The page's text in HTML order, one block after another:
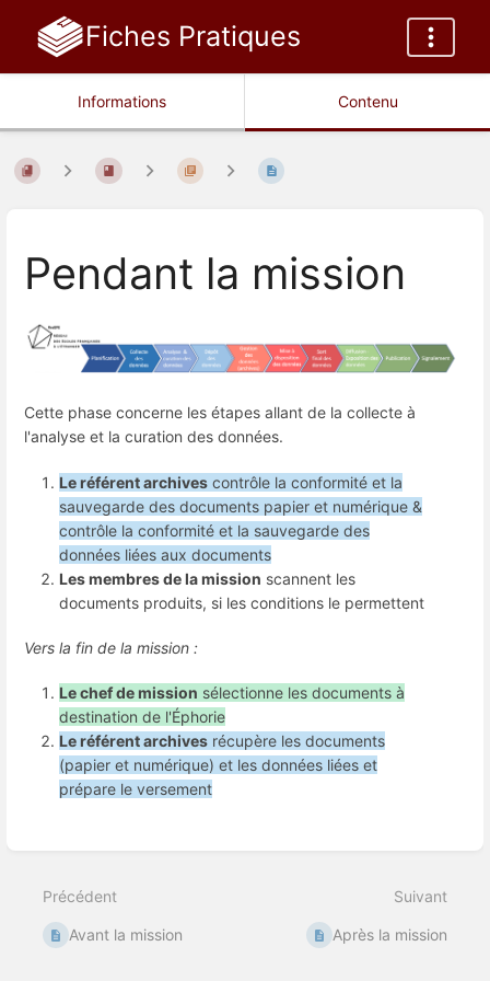
Fiches Pratiques
Informations Contenu
Pendant la mission
Cette phase concerne les étapes allant de la collecte à
l'analyse et la curation des données.
Le référent archives contrôle la conformité et la
sauvegarde des documents papier et numérique &
contrôle la conformité et la sauvegarde des
données liées aux documents
Les membres de la mission scannent les
documents produits, si les conditions le permettent
Vers la fin de la mission :
Le chef de mission sélectionne les documents à
destination de l'Éphorie
Le référent archives récupère les documents
(papier et numérique) et les données liées et
prépare le versement
en
de
sélection
de
section
Précédent
Avant la mission
Suivant
Après la mission